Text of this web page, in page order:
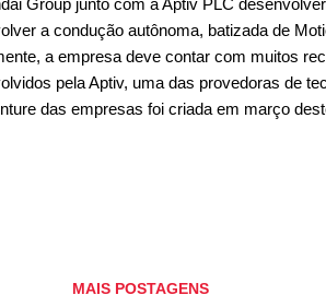
Group junto com a Aptiv PLC
a condução autônoma, batizada de
a empresa deve contar com muitos
pela Aptiv, uma das provedoras de
das empresas foi criada em março
Nosso DNA - uma combinação da
MAIS POSTAGENS